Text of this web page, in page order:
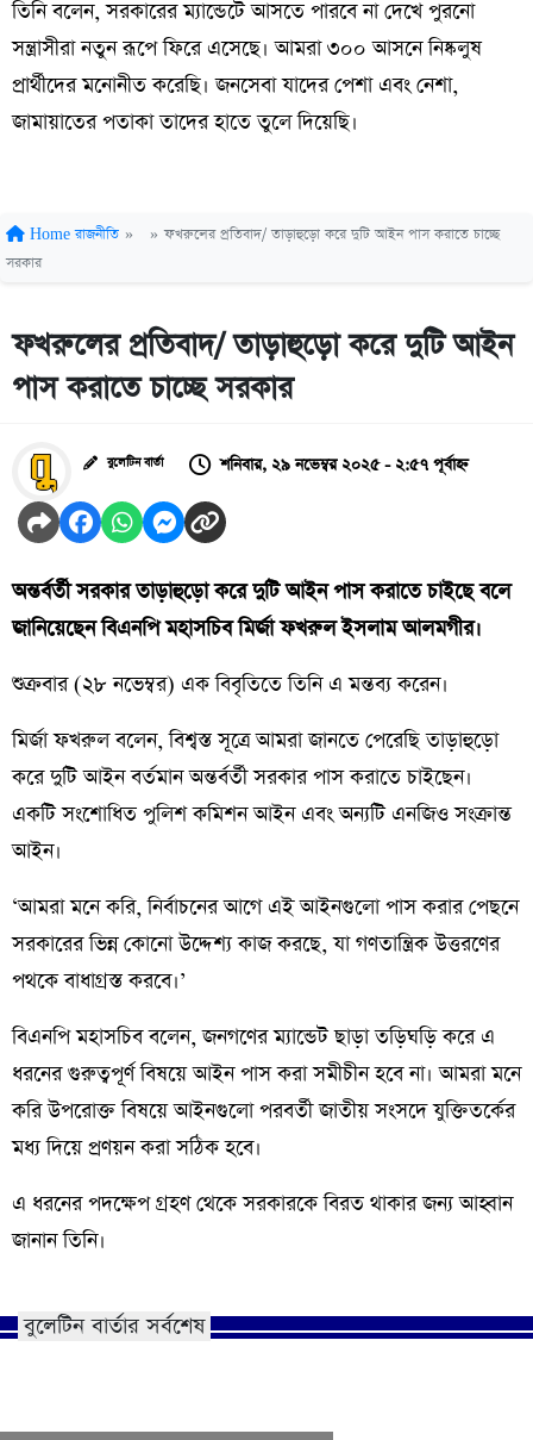
তিনি বলেন, সরকারের ম্যান্ডেটে আসতে পারবে না দেখে পুরনো
সন্ত্রাসীরা নতুন রূপে ফিরে এসেছে। আমরা ৩০০ আসনে নিষ্কলুষ
প্রার্থীদের মনোনীত করেছি। জনসেবা যাদের পেশা এবং নেশা,
জামায়াতের পতাকা তাদের হাতে তুলে দিয়েছি।
Home রাজনীতি » » ফখরুলের প্রতিবাদ/ তাড়াহুড়ো করে দুটি আইন পাস করাতে চাচ্ছে
সরকার
ফখরুলের প্রতিবাদ/ তাড়াহুড়ো করে দুটি আইন
পাস করাতে চাচ্ছে সরকার
বুলেটিন বার্তা শনিবার, ২৯ নভেম্বর ২০২৫ - ২:৫৭ পূর্বাহ্ন
অন্তর্বর্তী সরকার তাড়াহুড়ো করে দুটি আইন পাস করাতে চাইছে বলে
জানিয়েছেন বিএনপি মহাসচিব মির্জা ফখরুল ইসলাম আলমগীর।
শুক্রবার (২৮ নভেম্বর) এক বিবৃতিতে তিনি এ মন্তব্য করেন।
মির্জা ফখরুল বলেন, বিশ্বস্ত সূত্রে আমরা জানতে পেরেছি তাড়াহুড়ো
করে দুটি আইন বর্তমান অন্তর্বর্তী সরকার পাস করাতে চাইছেন।
একটি সংশোধিত পুলিশ কমিশন আইন এবং অন্যটি এনজিও সংক্রান্ত
আইন।
‘আমরা মনে করি, নির্বাচনের আগে এই আইনগুলো পাস করার পেছনে
সরকারের ভিন্ন কোনো উদ্দেশ্য কাজ করছে, যা গণতান্ত্রিক উত্তরণের
পথকে বাধাগ্রস্ত করবে।’
বিএনপি মহাসচিব বলেন, জনগণের ম্যান্ডেট ছাড়া তড়িঘড়ি করে এ
ধরনের গুরুত্বপূর্ণ বিষয়ে আইন পাস করা সমীচীন হবে না। আমরা মনে
করি উপরোক্ত বিষয়ে আইনগুলো পরবর্তী জাতীয় সংসদে যুক্তিতর্কের
মধ্য দিয়ে প্রণয়ন করা সঠিক হবে।
এ ধরনের পদক্ষেপ গ্রহণ থেকে সরকারকে বিরত থাকার জন্য আহ্বান
জানান তিনি।
বুলেটিন বার্তার সর্বশেষ